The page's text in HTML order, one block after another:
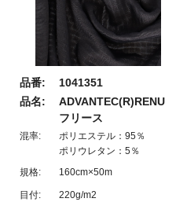
品番:
1041351
品名:
ADVANTEC(R)RENU
フリース
混率:
ポリエステル：95％
ポリウレタン：5％
規格:
160cm×50m
目付: 220g/m2